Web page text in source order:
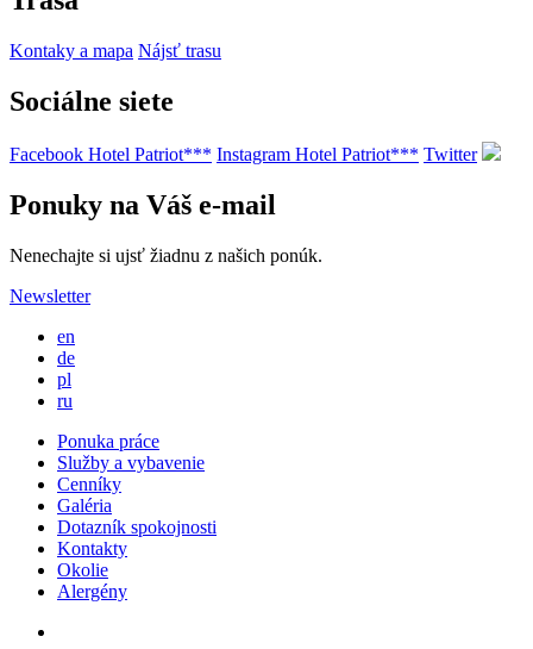
Kontaky a mapa Nájsť trasu
Sociálne siete
Facebook Hotel Patriot*** Instagram Hotel Patriot*** Twitter
Ponuky na Váš e-mail
Nenechajte si ujsť žiadnu z našich ponúk.
Newsletter
en
de
pl
ru
Ponuka práce
Služby a vybavenie
Cenníky
Galéria
Dotazník spokojnosti
Kontakty
Okolie
Alergény